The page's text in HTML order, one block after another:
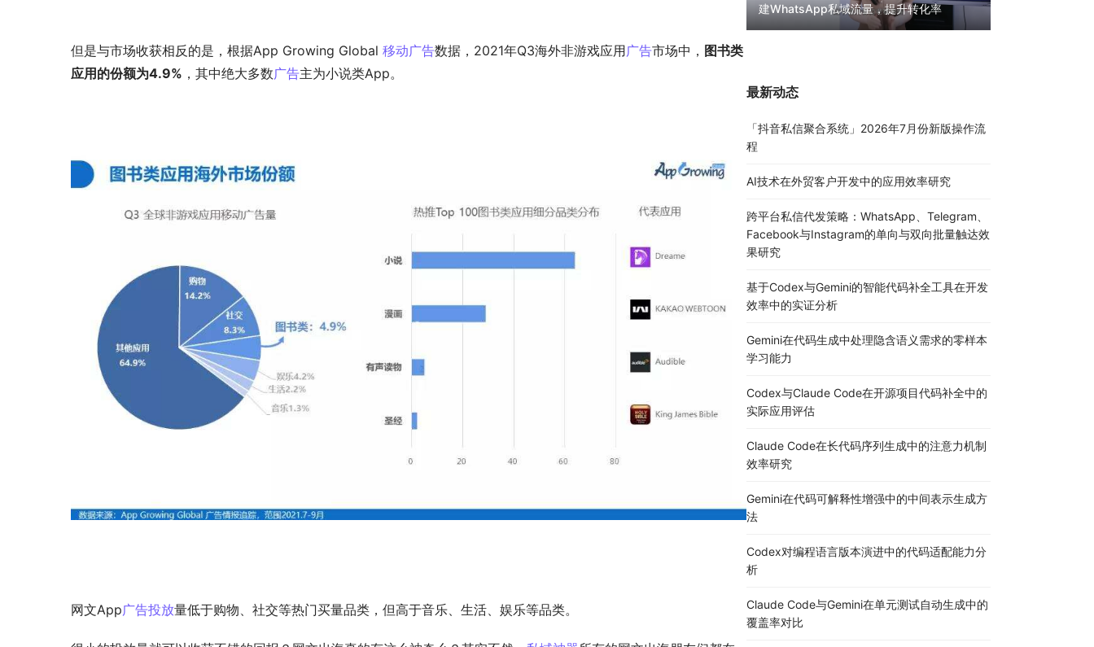
但是与市场收获相反的是，根据App Growing Global 移动广告数据，2021年Q3海外非游戏应用广告市场中， 图书类
应用的份额为4.9% ，其中绝大多数广告主为小说类App。
网文App广告投放量低于购物、社交等热门买量品类，但高于音乐、生活、娱乐等品类。
建WhatsApp私域流量，提升转化率
最新动态
「抖音私信聚合系统」2026年7月份新版操作流
程
AI技术在外贸客户开发中的应用效率研究
跨平台私信代发策略：WhatsApp、Telegram、
Facebook与Instagram的单向与双向批量触达效
果研究
基于Codex与Gemini的智能代码补全工具在开发
效率中的实证分析
Gemini在代码生成中处理隐含语义需求的零样本
学习能力
Codex与Claude Code在开源项目代码补全中的
实际应用评估
Claude Code在长代码序列生成中的注意力机制
效率研究
Gemini在代码可解释性增强中的中间表示生成方
法
Codex对编程语言版本演进中的代码适配能力分
析
Claude Code与Gemini在单元测试自动生成中的
覆盖率对比